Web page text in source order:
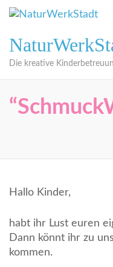
Zum
Inhalt
(Eingabetaste
drücken)
Die kreative
Hallo Kinder,
habt ihr Lust euren
Dann könnt ihr zu
kommen.